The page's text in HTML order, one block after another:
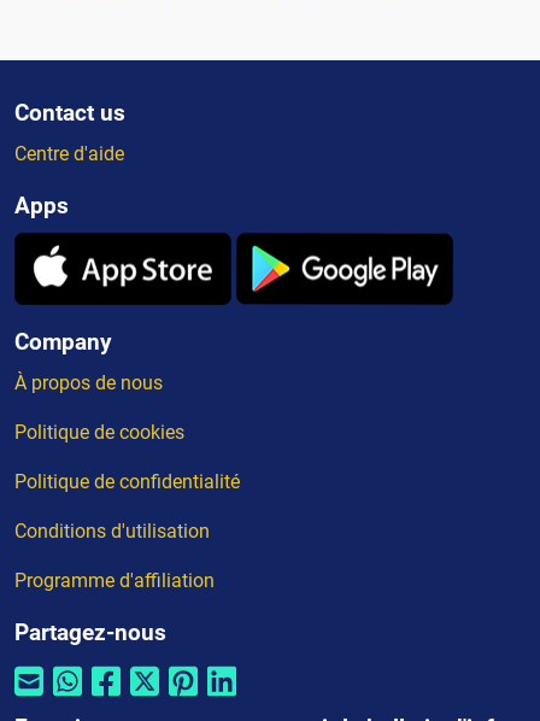
Contact us
Centre d'aide
Apps
Company
À propos de nous
Politique de cookies
Politique de confidentialité
Conditions d'utilisation
Programme d'affiliation
Partagez-nous